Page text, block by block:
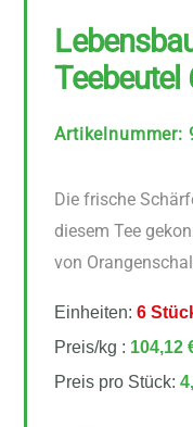
Teebeutel
Artikelnummer:
Die frische
diesem Tee
von
Einheiten:6
Preis/kg : 104,12
Preis pro Stück: